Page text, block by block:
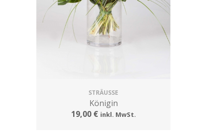
STRÄUSSE
Königin
19,00 € inkl. MwSt.